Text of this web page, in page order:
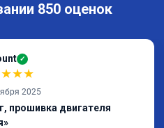
850 оценок
✓
★★★
2025
прошивка двигателя